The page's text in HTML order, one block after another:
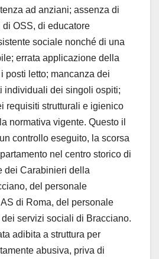
ad anziani; assenza di
OSS, di educatore
sociale nonché di una
errata applicazione della
posti letto; mancanza dei
individuali dei singoli ospiti;
requisiti strutturali e igienico
normativa vigente. Questo il
controllo eseguito, la scorsa
nel centro storico di
dei Carabinieri della
del personale
di Roma, del personale
dei servizi sociali di Bracciano.
adibita a struttura per
abusiva, priva di